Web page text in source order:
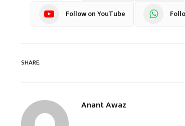
Follow on YouTube
SHARE.
Anant Awaz